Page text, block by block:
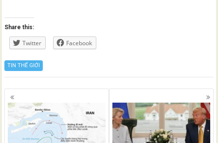
Share this:
Twitter Facebook
TIN THẾ GIỚI
Posts
navigation